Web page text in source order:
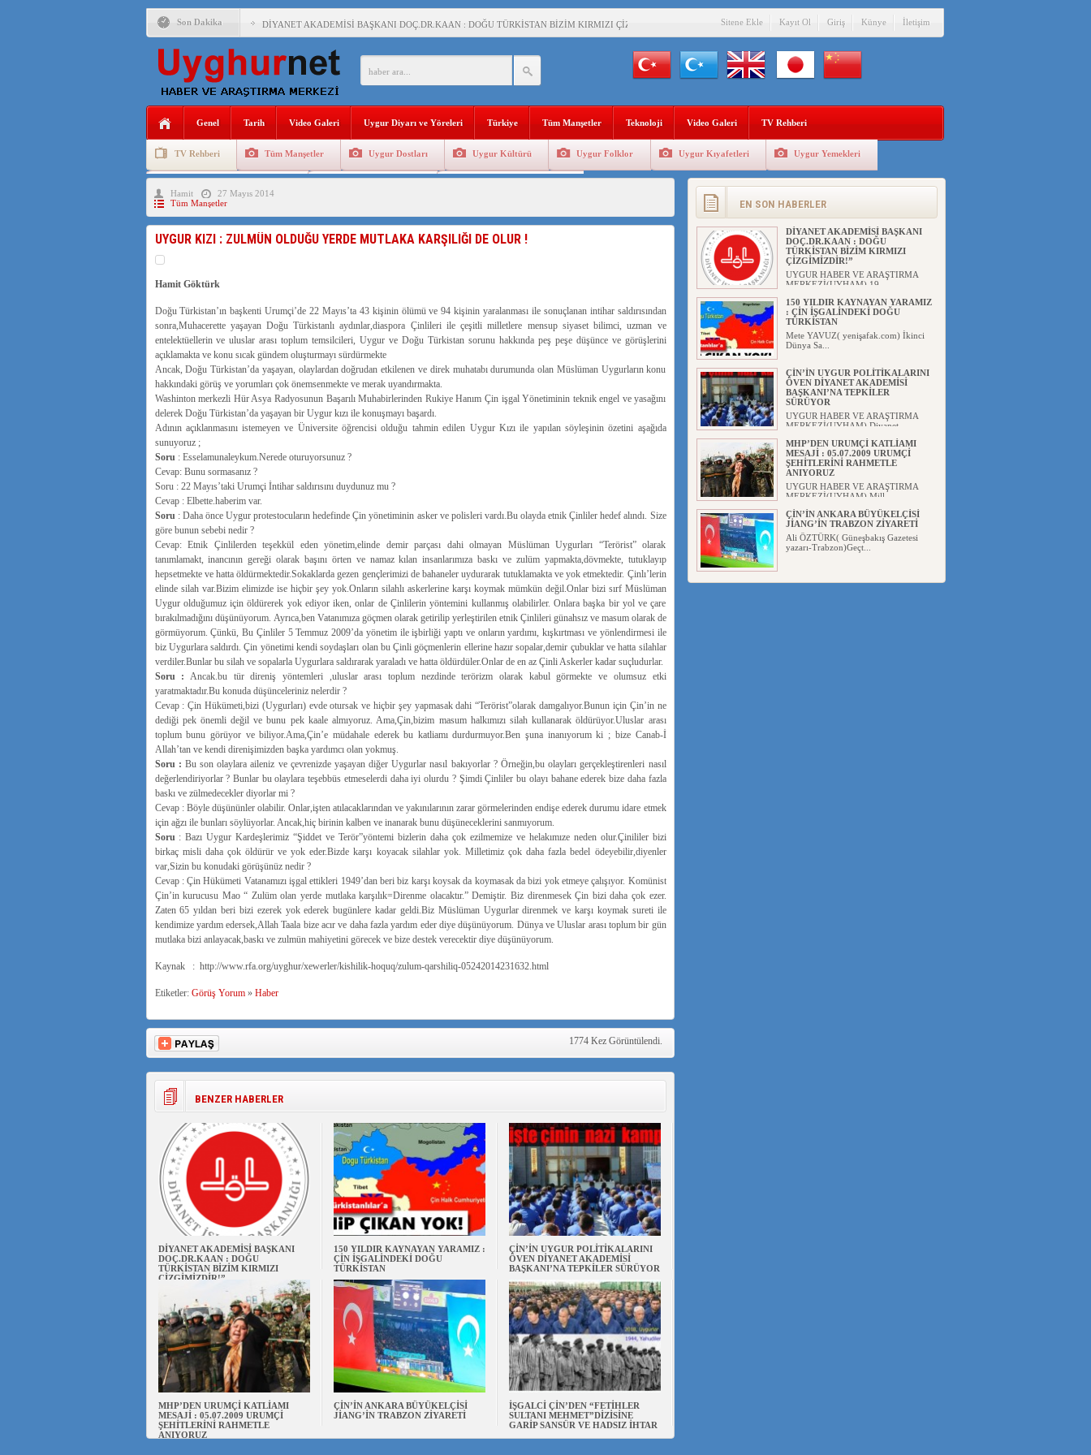
Son Dakika DİYANET AKADEMİSİ BAŞKANI DOÇ.DR.KAAN : DOĞU TÜRKİSTAN BİZİM KIRMIZI ÇİZGİMİZDİR!”
150 YILDIR KAYNAYAN YARAMIZ : ÇİN İŞGALİNDEKİ DOĞU TÜRKİSTAN
ÇİN’İN UYGUR POLİTİKALARINI ÖVEN DİYANET AKADEMİSİ BAŞKANI’NA TEPKİLER SÜRÜYOR
MHP’DEN URUMÇİ KATLİAMI MESAJİ : 05.07.2009 URUMÇİ ŞEHİTLERİNİ RAHMETLE ANIYORUZ
ÇİN’İN ANKARA BÜYÜKELÇİSİ JİANG’İN TRABZON ZİYARETİ
SAADET PARTİSİ İLÇE BAŞKANI : TEMMUZ AYI,DOĞU TÜRKİSTAN İÇİN KATLİAM AYI DEĞİLDİR !
İŞGALCİ ÇİN,DOĞU TÜRKİSTAN’DA EN AZ 143 BİN UYGUR ÇOCUĞU AİLELERİNDEN KOPARDI
Sitene Ekle Kayıt Ol Giriş Künye İletişim
Genel Tarih Video Galeri Uygur Diyarı ve Yöreleri Türkiye Tüm Manşetler Teknoloji Video Galeri TV Rehberi
TV Rehberi Tüm Manşetler Uygur Dostları Uygur Kültürü Uygur Folklor Uygur Kıyafetleri Uygur Yemekleri
Uygurlarda Düğün ve Cenaze
Hamit
27 Mayıs 2014
Tüm Manşetler
UYGUR KIZI : ZULMÜN OLDUĞU YERDE MUTLAKA KARŞILIĞI DE OLUR !
Hamit Göktürk
Doğu Türkistan’ın başkenti Urumçi’de 22 Mayıs’ta 43 kişinin ölümü ve 94 kişinin yaralanması ile sonuçlanan intihar saldırısından
sonra,Muhacerette yaşayan Doğu Türkistanlı aydınlar,diaspora Çinlileri ile çeşitli milletlere mensup siyaset bilimci, uzman ve
entelektüellerin ve uluslar arası toplum temsilcileri, Uygur ve Doğu Türkistan sorunu hakkında peş peşe düşünce ve görüşlerini
açıklamakta ve konu sıcak gündem oluşturmayı sürdürmekte
Ancak, Doğu Türkistan’da yaşayan, olaylardan doğrudan etkilenen ve direk muhatabı durumunda olan Müslüman Uygurların konu
hakkındaki görüş ve yorumları çok önemsenmekte ve merak uyandırmakta.
Washinton merkezli Hür Asya Radyosunun Başarılı Muhabirlerinden Rukiye Hanım Çin işgal Yönetiminin teknik engel ve yasağını
delerek Doğu Türkistan’da yaşayan bir Uygur kızı ile konuşmayı başardı.
Adının açıklanmasını istemeyen ve Üniversite öğrencisi olduğu tahmin edilen Uygur Kızı ile yapılan söyleşinin özetini aşağıda
sunuyoruz ;
Soru: Esselamunaleykum.Nerede oturuyorsunuz ?
Cevap: Bunu sormasanız ?
Soru : 22 Mayıs’taki Urumçi İntihar saldırısını duydunuz mu ?
Cevap : Elbette.haberim var.
Soru: Daha önce Uygur protestocuların hedefinde Çin yönetiminin asker ve polisleri vardı.Bu olayda etnik Çinliler hedef alındı. Size
göre bunun sebebi nedir ?
Cevap: Etnik Çinlilerden teşekkül eden yönetim,elinde demir parçası dahi olmayan Müslüman Uygurları “Terörist” olarak
tanımlamakt, inancının gereği olarak başını örten ve namaz kılan insanlarımıza baskı ve zulüm yapmakta,dövmekte, tutuklayıp
hepsetmekte ve hatta öldürmektedir.Sokaklarda gezen gençlerimizi de bahaneler uydurarak tutuklamakta ve yok etmektedir. Çinlı’lerin
elinde silah var.Bizim elimizde ise hiçbir şey yok.Onların silahlı askerlerine karşı koymak mümkün değil.Onlar bizi sırf Müslüman
Uygur olduğumuz için öldürerek yok ediyor iken, onlar de Çinlilerin yöntemini kullanmış olabilirler. Onlara başka bir yol ve çare
bırakılmadığını düşünüyorum. Ayrıca,ben Vatanımıza göçmen olarak getirilip yerleştirilen etnik Çinlileri günahsız ve masum olarak de
görmüyorum. Çünkü, Bu Çinliler 5 Temmuz 2009’da yönetim ile işbirliği yaptı ve onların yardımı, kışkırtması ve yönlendirmesi ile
biz Uygurlara saldırdı. Çin yönetimi kendi soydaşları olan bu Çinli göçmenlerin ellerine hazır sopalar,demir çubuklar ve hatta silahlar
verdiler.Bunlar bu silah ve sopalarla Uygurlara saldırarak yaraladı ve hatta öldürdüler.Onlar de en az Çinli Askerler kadar suçludurlar.
Soru : Ancak.bu tür direniş yöntemleri ,uluslar arası toplum nezdinde terörizm olarak kabul görmekte ve olumsuz etki
yaratmaktadır.Bu konuda düşünceleriniz nelerdir ?
Cevap : Çin Hükümeti,bizi (Uygurları) evde otursak ve hiçbir şey yapmasak dahi “Terörist”olarak damgalıyor.Bunun için Çin’in ne
dediği pek önemli değil ve bunu pek kaale almıyoruz. Ama,Çin,bizim masum halkımızı silah kullanarak öldürüyor.Uluslar arası
toplum bunu görüyor ve biliyor.Ama,Çin’e müdahale ederek bu katliamı durdurmuyor.Ben şuna inanıyorum ki ; bize Canab-İ
Allah’tan ve kendi direnişimizden başka yardımcı olan yokmuş.
Soru : Bu son olaylara aileniz ve çevrenizde yaşayan diğer Uygurlar nasıl bakıyorlar ? Örneğin,bu olayları gerçekleştirenleri nasıl
değerlendiriyorlar ? Bunlar bu olaylara teşebbüs etmeselerdi daha iyi olurdu ? Şimdi Çinliler bu olayı bahane ederek bize daha fazla
baskı ve zülmedecekler diyorlar mi ?
Cevap : Böyle düşününler olabilir. Onlar,işten atılacaklarından ve yakınılarının zarar görmelerinden endişe ederek durumu idare etmek
için ağzı ile bunları söylüyorlar. Ancak,hiç birinin kalben ve inanarak bunu düşüneceklerini sanmıyorum.
Soru: Bazı Uygur Kardeşlerimiz “Şiddet ve Terör”yöntemi bizlerin daha çok ezilmemize ve helakımıze neden olur.Çinililer bizi
birkaç misli daha çok öldürür ve yok eder.Bizde karşı koyacak silahlar yok. Milletimiz çok daha fazla bedel ödeyebilir,diyenler
var,Sizin bu konudaki görüşünüz nedir ?
Cevap : Çin Hükümeti Vatanamızı işgal ettikleri 1949’dan beri biz karşı koysak da koymasak da bizi yok etmeye çalışıyor. Komünist
Çin’in kurucusu Mao “ Zulüm olan yerde mutlaka karşılık=Direnme olacaktır.” Demiştir. Biz direnmesek Çin bizi daha çok ezer.
Zaten 65 yıldan beri bizi ezerek yok ederek bugünlere kadar geldi.Biz Müslüman Uygurlar direnmek ve karşı koymak sureti ile
kendimize yardım edersek,Allah Taala bize acır ve daha fazla yardım eder diye düşünüyorum. Dünya ve Uluslar arası toplum bir gün
mutlaka bizi anlayacak,baskı ve zulmün mahiyetini görecek ve bize destek verecektir diye düşünüyorum.
Kaynak : http://www.rfa.org/uyghur/xewerler/kishilik-hoquq/zulum-qarshiliq-05242014231632.html
Etiketler: Görüş Yorum» Haber
1774 Kez Görüntülendi.
BENZER HABERLER
DİYANET AKADEMİSİ BAŞKANI
DOÇ.DR.KAAN : DOĞU
TÜRKİSTAN BİZİM KIRMIZI
ÇİZGİMİZDİR!”
150 YILDIR KAYNAYAN YARAMIZ :
ÇİN İŞGALİNDEKİ DOĞU
TÜRKİSTAN
ÇİN’İN UYGUR POLİTİKALARINI
ÖVEN DİYANET AKADEMİSİ
BAŞKANI’NA TEPKİLER SÜRÜYOR
MHP’DEN URUMÇİ KATLİAMI
MESAJİ : 05.07.2009 URUMÇİ
ŞEHİTLERİNİ RAHMETLE
ANIYORUZ
ÇİN’İN ANKARA BÜYÜKELÇİSİ
JİANG’İN TRABZON ZİYARETİ
İŞGALCİ ÇİN’DEN “FETİHLER
SULTANI MEHMET”DİZİSİNE
GARİP SANSÜR VE HADSIZ İHTAR
EN SON HABERLER
DİYANET AKADEMİSİ BAŞKANI
DOÇ.DR.KAAN : DOĞU
TÜRKİSTAN BİZİM KIRMIZI
ÇİZGİMİZDİR!”
UYGUR HABER VE ARAŞTIRMA
MERKEZİ(UYHAM) 19...
150 YILDIR KAYNAYAN YARAMIZ
: ÇİN İŞGALİNDEKİ DOĞU
TÜRKİSTAN
Mete YAVUZ( yenişafak.com) İkinci
Dünya Sa...
ÇİN’İN UYGUR POLİTİKALARINI
ÖVEN DİYANET AKADEMİSİ
BAŞKANI’NA TEPKİLER
SÜRÜYOR
UYGUR HABER VE ARAŞTIRMA
MERKEZİ(UYHAM) Diyanet
MHP’DEN URUMÇİ KATLİAMI
MESAJİ : 05.07.2009 URUMÇİ
ŞEHİTLERİNİ RAHMETLE
ANIYORUZ
UYGUR HABER VE ARAŞTIRMA
MERKEZİ(UYHAM) Mill...
ÇİN’İN ANKARA BÜYÜKELÇİSİ
JİANG’İN TRABZON ZİYARETİ
Ali ÖZTÜRK( Güneşbakış Gazetesi
yazarı-Trabzon)Geçt...
İŞGALCİ ÇİN’DEN “FETİHLER